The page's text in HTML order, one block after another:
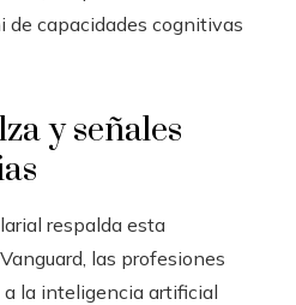
de capacidades cognitivas
y señales
respalda esta
las profesiones
la inteligencia artificial